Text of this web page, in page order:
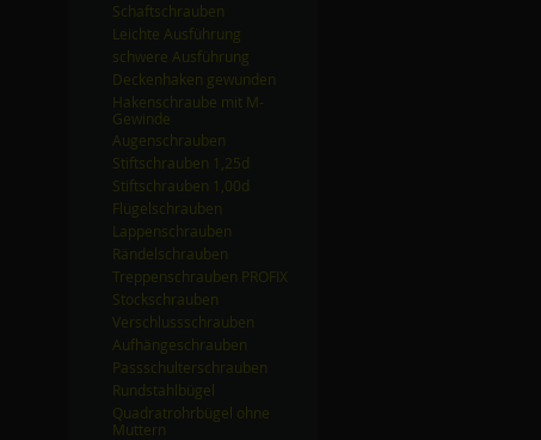
Schaftschrauben
Leichte Ausführung
schwere Ausführung
Deckenhaken gewunden
Hakenschraube mit M-
Gewinde
Augenschrauben
Stiftschrauben 1,25d
Stiftschrauben 1,00d
Flügelschrauben
Lappenschrauben
Rändelschrauben
Treppenschrauben PROFIX
Stockschrauben
Verschlussschrauben
Aufhängeschrauben
Passschulterschrauben
Rundstahlbügel
Quadratrohrbügel ohne
Muttern